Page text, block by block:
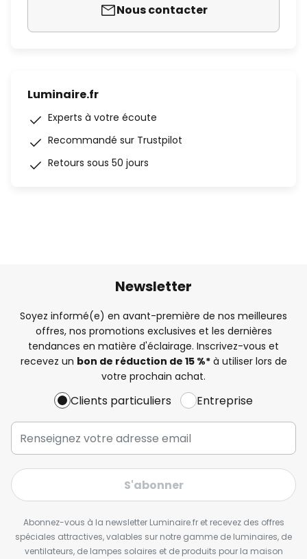
Nous contacter
Luminaire.fr
Experts à votre écoute
Recommandé sur Trustpilot
Retours sous 50 jours
Newsletter
Soyez informé(e) en avant-première de nos meilleures
offres, nos promotions exclusives et les dernières
tendances en matière d'éclairage. Inscrivez-vous et
recevez un bon de réduction de 15 %*à utiliser lors de
votre prochain achat.
Clients particuliers Entreprise
S'abonner
Abonnez-vous à la newsletter Luminaire.fr et recevez des offres
spéciales attractives, valables sur notre gamme de luminaires, de
ventilateurs, de lampes solaires et de produits pour la maison